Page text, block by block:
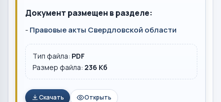
Документ размещен в разделе:
-Правовые акты Свердловской области
Тип файла: PDF
Размер файла: 236 Кб
Скачать Открыть